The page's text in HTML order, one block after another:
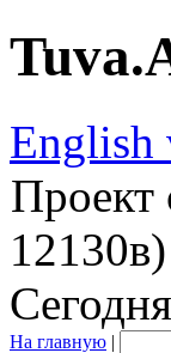
English
Проект
12130в)
На главную |